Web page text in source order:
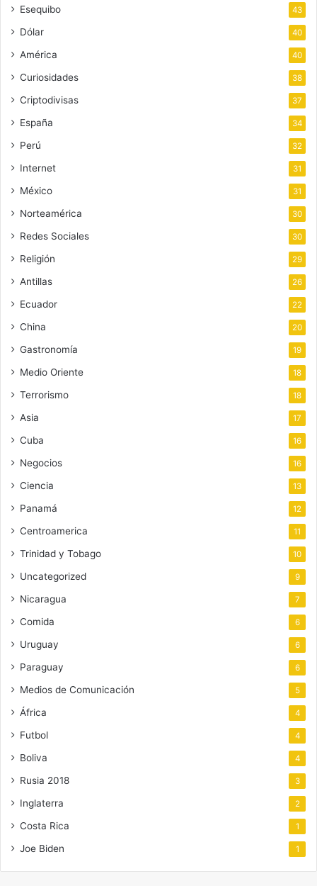
Esequibo 43
Dólar 40
América 40
Curiosidades 38
Criptodivisas 37
España 34
Perú 32
Internet 31
México 31
Norteamérica 30
Redes Sociales 30
Religión 29
Antillas 26
Ecuador 22
China 20
Gastronomía 19
Medio Oriente 18
Terrorismo 18
Asia 17
Cuba 16
Negocios 16
Ciencia 13
Panamá 12
Centroamerica 11
Trinidad y Tobago 10
Uncategorized 9
Nicaragua 7
Comida 6
Uruguay 6
Paraguay 6
Medios de Comunicación 5
África 4
Futbol 4
Boliva 4
Rusia 2018 3
Inglaterra 2
Costa Rica 1
Joe Biden 1